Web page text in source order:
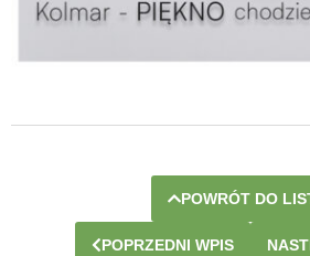
POWRÓT DO
POPRZEDNI WPIS